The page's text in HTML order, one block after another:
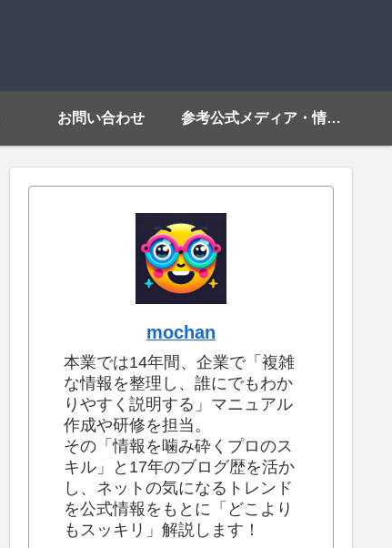
お問い合わせ 参考公式メディア・情報源リンク
mochan
本業では14年間、企業で「複雑
な情報を整理し、誰にでもわか
りやすく説明する」マニュアル
作成や研修を担当。
その「情報を噛み砕くプロのス
キル」と17年のブログ歴を活か
し、ネットの気になるトレンド
を公式情報をもとに「どこより
もスッキリ」解説します！